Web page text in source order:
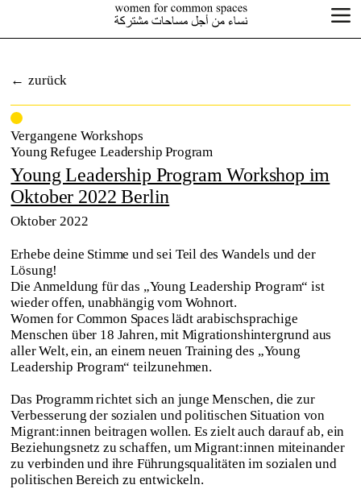
zurück
Vergangene Workshops
Young Refugee Leadership Program
Young Leadership Program Workshop im
Oktober 2022 Berlin
Oktober 2022
Erhebe deine Stimme und sei Teil des Wandels und der
Lösung!
Die Anmeldung für das „Young Leadership Program“ ist
wieder offen, unabhängig vom Wohnort.
Women for Common Spaces lädt arabischsprachige
Menschen über 18 Jahren, mit Migrationshintergrund aus
aller Welt, ein, an einem neuen Training des „Young
Leadership Program“ teilzunehmen.
Das Programm richtet sich an junge Menschen, die zur
Verbesserung der sozialen und politischen Situation von
Migrant:innen beitragen wollen. Es zielt auch darauf ab, ein
Beziehungsnetz zu schaffen, um Migrant:innen miteinander
zu verbinden und ihre Führungsqualitäten im sozialen und
politischen Bereich zu entwickeln.